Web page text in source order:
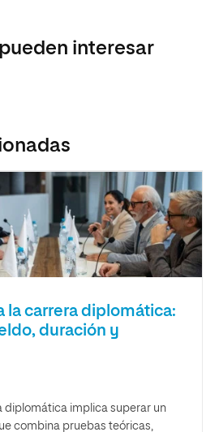
interesar
la carrera diplomática:
duración y
diplomática implica superar un
combina pruebas teóricas,